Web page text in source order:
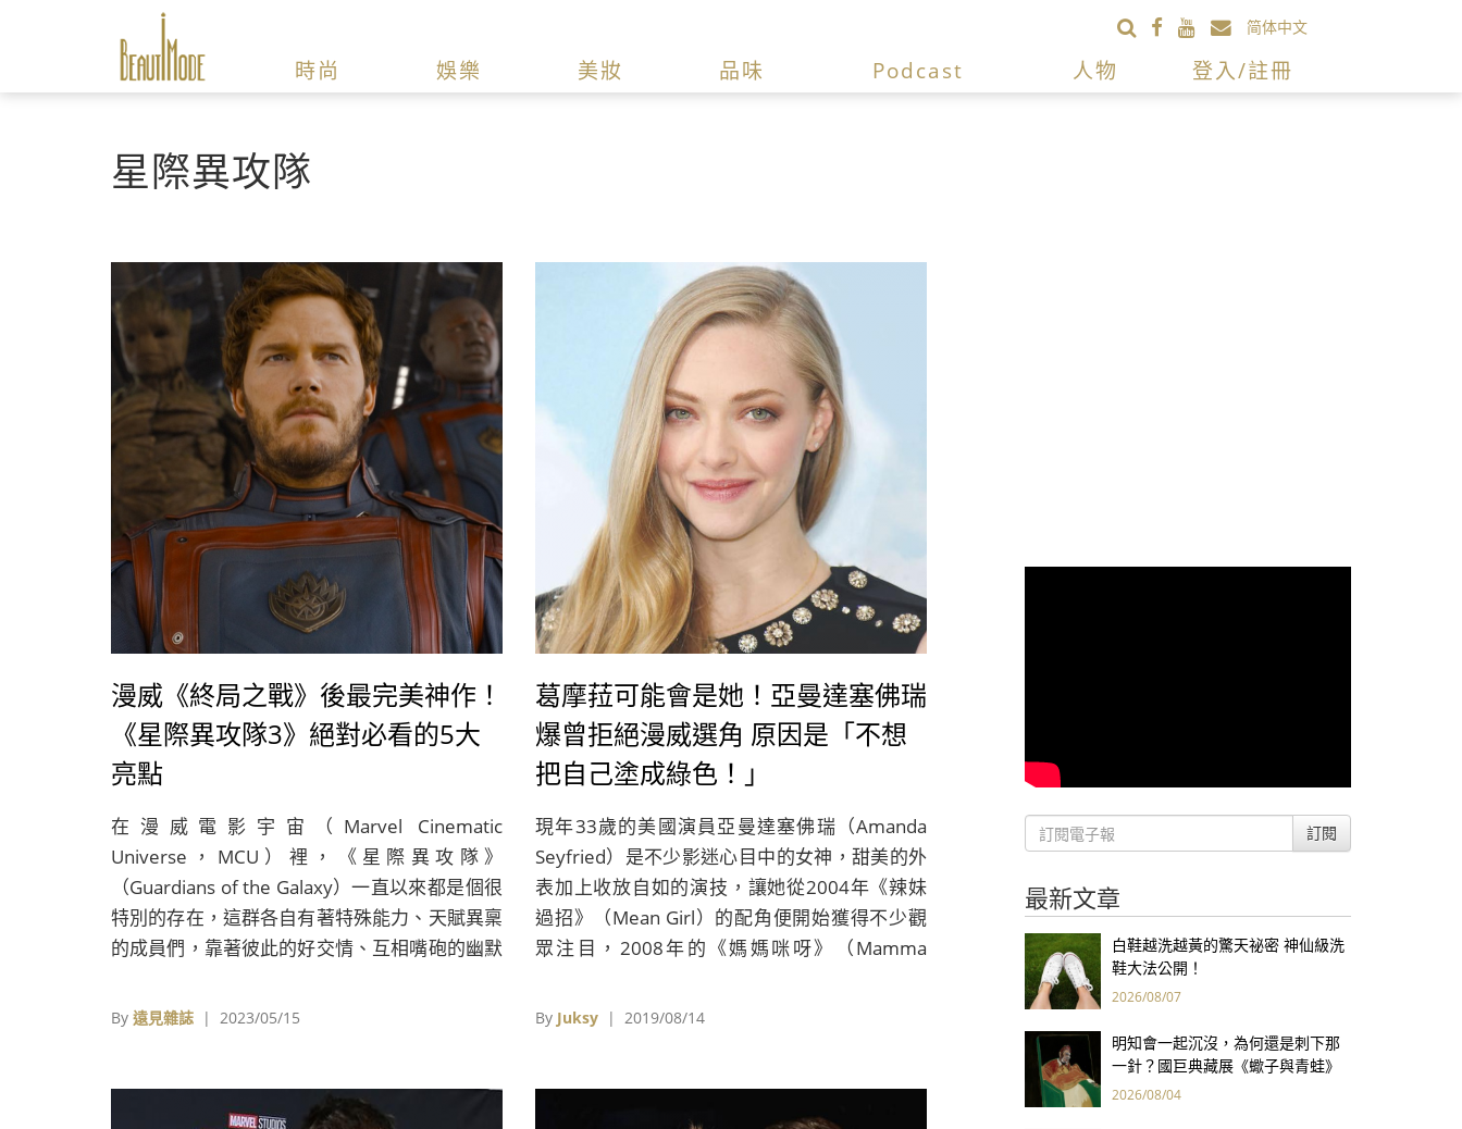
简体中文
時尚 娛樂 美妝 品味 Podcast 人物 登入/註冊
星際異攻隊
漫威《終局之戰》後最完美神作！
《星際異攻隊3》絕對必看的5大
亮點
在漫威電影宇宙（Marvel Cinematic
Universe，MCU）裡，《星際異攻隊》
（Guardians of the Galaxy）一直以來都是個很
特別的存在，這群各自有著特殊能力、天賦異稟
的成員們，靠著彼此的好交情、互相嘴砲的幽默
出牌的態度十分逗趣，更深得觀眾愛戴。
By 遠見雜誌 | 2023/05/15
葛摩菈可能會是她！亞曼達塞佛瑞
爆曾拒絕漫威選角 原因是「不想
把自己塗成綠色！」
現年33歲的美國演員亞曼達塞佛瑞（Amanda
Seyfried）是不少影迷心目中的女神，甜美的外
表加上收放自如的演技，讓她從2004年《辣妹
過招》（Mean Girl）的配角便開始獲得不少觀
眾注目，2008年的《媽媽咪呀》（Mamma
地位。
By Juksy | 2019/08/14
訂閱
最新文章
白鞋越洗越黃的驚天祕密 神仙級洗
鞋大法公開！
2026/08/07
明知會一起沉沒，為何還是刺下那
一針？國巨典藏展《蠍子與青蛙》
用66件名作拷問人性
2026/08/04